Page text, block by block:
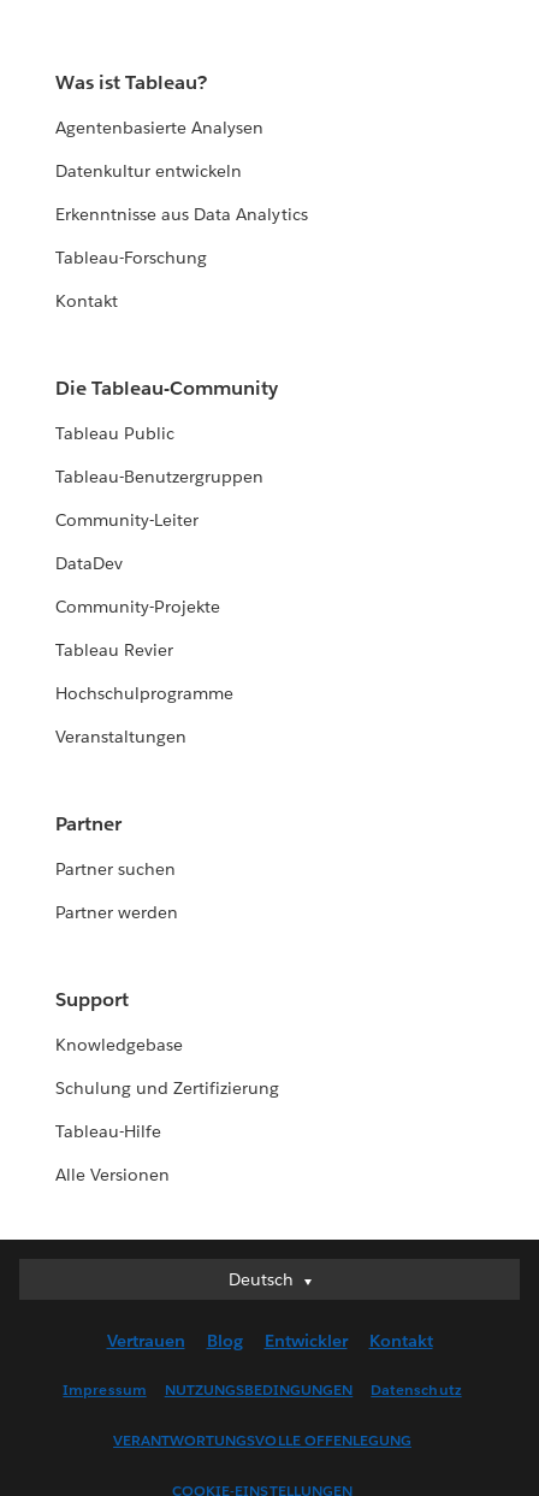
Was ist Tableau?
Agentenbasierte Analysen
Datenkultur entwickeln
Erkenntnisse aus Data Analytics
Tableau-Forschung
Kontakt
Die Tableau-Community
Tableau Public
Tableau-Benutzergruppen
Community-Leiter
DataDev
Community-Projekte
Tableau Revier
Hochschulprogramme
Veranstaltungen
Partner
Partner suchen
Partner werden
Support
Knowledgebase
Schulung und Zertifizierung
Tableau-Hilfe
Alle Versionen
Deutsch
Deutsch
English (US)
Français (France)
Vertrauen Blog Entwickler Kontakt
Impressum NUTZUNGSBEDINGUNGEN Datenschutz
VERANTWORTUNGSVOLLE OFFENLEGUNG
COOKIE-EINSTELLUNGEN